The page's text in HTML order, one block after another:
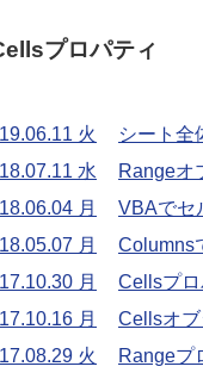
プロパティ
火
シート全
水
Rangeオ
月
VBAでセ
月
Columns
月
Cellsプ
月
Cellsオ
火
Rangeプ